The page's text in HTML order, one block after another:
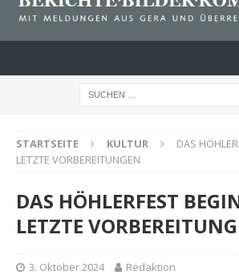
STARTSEITE KULTUR
DAS
LETZTE VORBEREITUNGEN
DAS HÖHLERFEST
LETZTE
3. Oktober 2024 Redaktion